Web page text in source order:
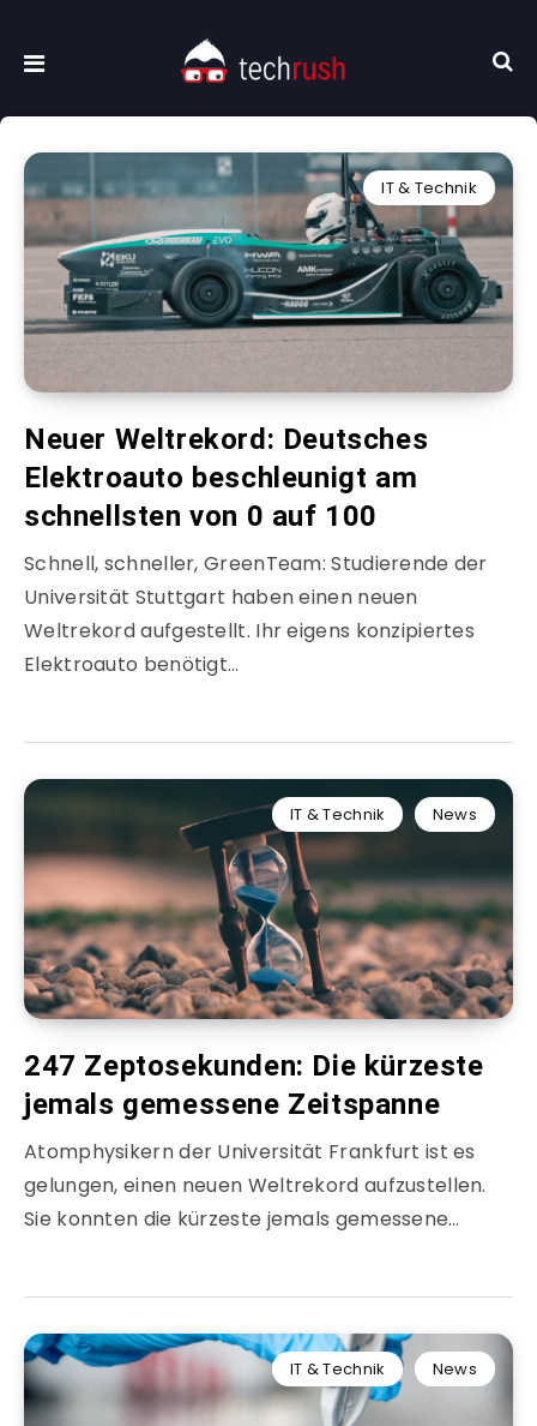
IT & Technik
Neuer Weltrekord: Deutsches
Elektroauto beschleunigt am
schnellsten von 0 auf 100
Schnell, schneller, GreenTeam: Studierende der
Universität Stuttgart haben einen neuen
Weltrekord aufgestellt. Ihr eigens konzipiertes
Elektroauto benötigt…
IT & Technik News
247 Zeptosekunden: Die kürzeste
jemals gemessene Zeitspanne
Atomphysikern der Universität Frankfurt ist es
gelungen, einen neuen Weltrekord aufzustellen.
Sie konnten die kürzeste jemals gemessene…
IT & Technik News